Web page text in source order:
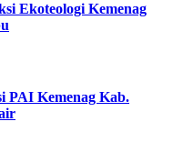
Ekoteologi Kemenag
PAI Kemenag Kab.